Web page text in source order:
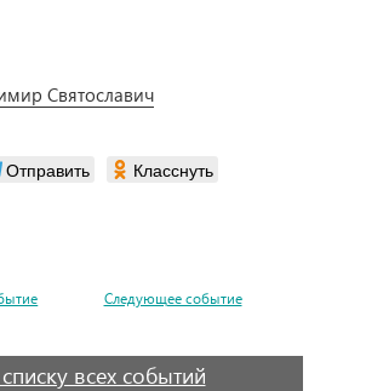
Святославич
Отправить
Класснуть
Следующее событие
всех событий